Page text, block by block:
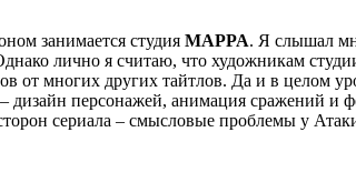
занимается студия MAPPA. Я слышал
лично я считаю, что художникам
от многих других тайтлов. Да и в целом
дизайн персонажей, анимация сражений и
сериала – смысловые проблемы у